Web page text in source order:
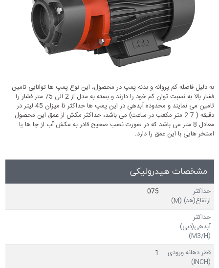
به دلیل فاصله کم پروانه و بدنه پمپ در محصول، این نوع پمپ ها توانایی تامین
فشار بالا به نسبت توان کم خود را دارند و بسته به مدل از 2 الی 75 متر فشار را
تامین می نمایند و محدوده آبدهی در این پمپ ها حداکثر تا میزان 45 لیتر در
دقیقه ( 2.7 متر مکعب در ساعت) می باشد، حداکثر مکش از عمق این محصول
معادل 8 متر می باشد که در صورت نصب صحیح قادر به مکش آب از چا ها یا
استخر هایی با این عمق را دارد.
مشخصات هیدرولیکی
حداکثر
ارتفاع(هد) (M)
075
حداکثر
آبدهی(دبی)
(M3/H)
قطر دهانه ورودی
(INCH)
1